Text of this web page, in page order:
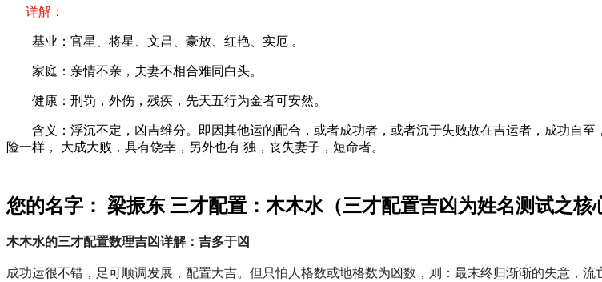
详解：
基业：官星、将星、文昌、豪放、红艳、实厄 。
家庭：亲情不亲，夫妻不相合难同白头。
健康：刑罚，外伤，残疾，先天五行为金者可安然。
含义：浮沉不定，凶吉维分。即因其他运的配合，或者成功者，或者沉于失败故在吉运者，成功自至
险一样， 大成大败，具有饶幸，另外也有 独，丧失妻子，短命者。
您的名字： 梁振东 三才配置：木木水（三才配置吉凶为姓名测试之核
木木水的三才配置数理吉凶详解：吉多于凶
成功运很不错，足可顺调发展，配置大吉。但只怕人格数或地格数为凶数，则：最末终归渐渐的失意，